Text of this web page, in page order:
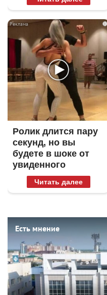
i
Ролик длится пару
секунд, но вы
будете в шоке от
увиденного
Читать далее
Есть мнение